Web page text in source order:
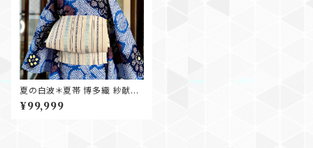
夏の白波＊夏帯 博多織 紗献上
縞 アイボリー 紺 ブルー 水色
八寸名古屋帯 B704
¥99,999